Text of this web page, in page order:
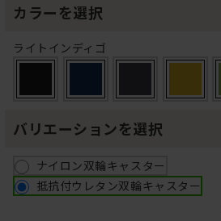
カラーを選択
ライトインディゴ
バリエーションを選択
ナイロン双輪キャスター
抵抗付ウレタン双輪キャスター